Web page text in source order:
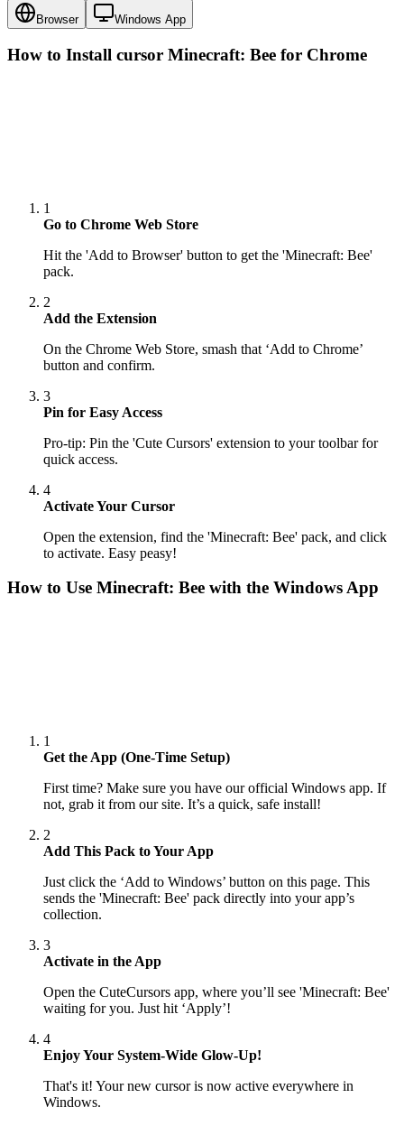
Browser Windows App
How to Install cursor Minecraft: Bee for Chrome
1
Go to Chrome Web Store
Hit the 'Add to Browser' button to get the 'Minecraft: Bee'
pack.
2
Add the Extension
On the Chrome Web Store, smash that ‘Add to Chrome’
button and confirm.
3
Pin for Easy Access
Pro-tip: Pin the 'Cute Cursors' extension to your toolbar for
quick access.
4
Activate Your Cursor
Open the extension, find the 'Minecraft: Bee' pack, and click
to activate. Easy peasy!
How to Use Minecraft: Bee with the Windows App
1
Get the App (One-Time Setup)
First time? Make sure you have our official Windows app. If
not, grab it from our site. It’s a quick, safe install!
2
Add This Pack to Your App
Just click the ‘Add to Windows’ button on this page. This
sends the 'Minecraft: Bee' pack directly into your app’s
collection.
3
Activate in the App
Open the CuteCursors app, where you’ll see 'Minecraft: Bee'
waiting for you. Just hit ‘Apply’!
4
Enjoy Your System-Wide Glow-Up!
That's it! Your new cursor is now active everywhere in
Windows.